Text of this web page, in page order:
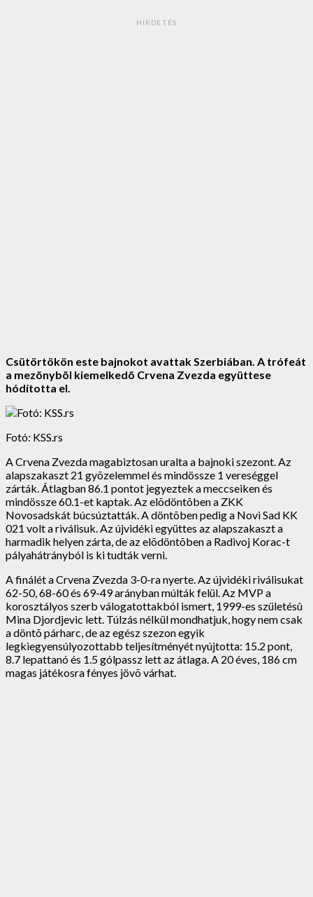
HIRDETÉS
Csütörtökön este bajnokot avattak Szerbiában. A trófeát
a mezõnybõl kiemelkedõ Crvena Zvezda együttese
hódította el.
Fotó: KSS.rs
A Crvena Zvezda magabiztosan uralta a bajnoki szezont. Az
alapszakaszt 21 gyõzelemmel és mindössze 1 vereséggel
zárták. Átlagban 86.1 pontot jegyeztek a meccseiken és
mindössze 60.1-et kaptak. Az elõdöntõben a ZKK
Novosadskát búcsúztatták. A döntõben pedig a Novi Sad KK
021 volt a riválisuk. Az újvidéki együttes az alapszakaszt a
harmadik helyen zárta, de az elõdöntõben a Radivoj Korac-t
pályahátrányból is ki tudták verni.
A finálét a Crvena Zvezda 3-0-ra nyerte. Az újvidéki riválisukat
62-50, 68-60 és 69-49 arányban múlták felül. Az MVP a
korosztályos szerb válogatottakból ismert, 1999-es születésû
Mina Djordjevic lett. Túlzás nélkül mondhatjuk, hogy nem csak
a döntõ párharc, de az egész szezon egyik
legkiegyensúlyozottabb teljesítményét nyújtotta: 15.2 pont,
8.7 lepattanó és 1.5 gólpassz lett az átlaga. A 20 éves, 186 cm
magas játékosra fényes jövõ várhat.